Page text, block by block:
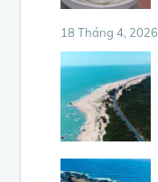
18 Tháng 4, 2026